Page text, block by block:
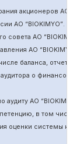
акционеров АО “
АО “BIOKIMYO”.
совета АО “BIOKIMYO
АО “BIOKIMYO
баланса, отчет о
о финансовой
аудитуАО “BIOKIMYO
в том
оценки системы